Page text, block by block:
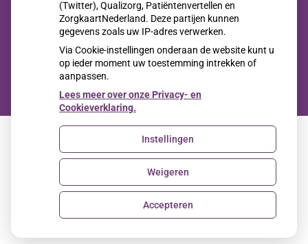
neemt gebruik toe
Eigen risico gaat onder toekomstig kabinet omhoog
Uw Zorg Online
Cookie-instellingen
(Twitter), Qualizorg, Patiëntenvertellen en
ZorgkaartNederland. Deze partijen kunnen
gegevens zoals uw IP-adres verwerken.
Via Cookie-instellingen onderaan de website kunt u
op ieder moment uw toestemming intrekken of
aanpassen.
Lees meer over onze Privacy- en
Cookieverklaring.
Instellingen
Weigeren
Accepteren